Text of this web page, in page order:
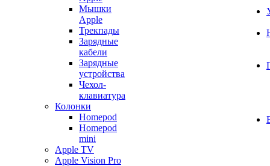
Мышки
Apple
Трекпады
Зарядные
кабели
Зарядные
устройства
Чехол-
клавиатура
Колонки
Homepod
Homepod
mini
Apple TV
Apple Vision Pro